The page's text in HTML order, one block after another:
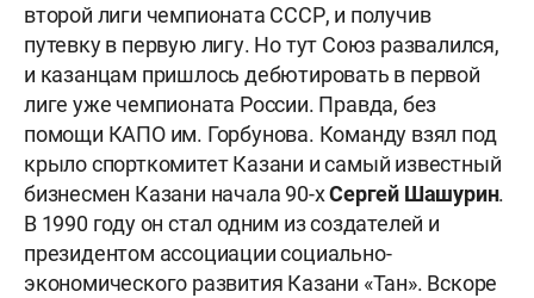
второй лиги чемпионата СССР, и получив
путевку в первую лигу. Но тут Союз развалился,
и казанцам пришлось дебютировать в первой
лиге уже чемпионата России. Правда, без
помощи КАПО им. Горбунова. Команду взял под
крыло спорткомитет Казани и самый известный
бизнесмен Казани начала 90-хСергей Шашурин.
В 1990 году он стал одним из создателей и
президентом ассоциации социально-
экономического развития Казани «Тан». Вскоре